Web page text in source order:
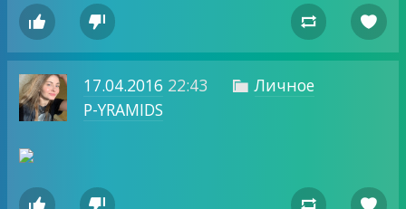
   
17.04.2016 22:43  Личное
P-YRAMIDS
   